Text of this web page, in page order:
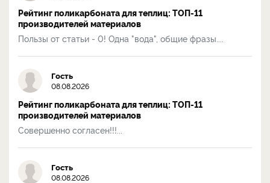
Рейтинг поликарбоната для теплиц: ТОП-11
производителей материалов
Пользы от статьи - 0! Одна "вода", общие фразы....
Гость
08.08.2026
Рейтинг поликарбоната для теплиц: ТОП-11
производителей материалов
Совершенно согласен!!!...
Гость
08.08.2026